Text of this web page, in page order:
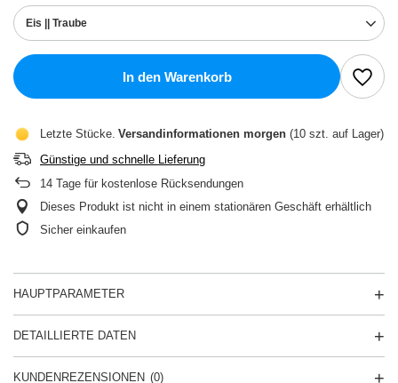
Eis || Traube
In den Warenkorb
Letzte Stücke Versandinformationen morgen (10 szt. auf Lager)
Günstige und schnelle Lieferung
14 Tage für kostenlose Rücksendungen
Dieses Produkt ist nicht in einem stationären Geschäft erhältlich
Sicher einkaufen
HAUPTPARAMETER
DETAILLIERTE DATEN
KUNDENREZENSIONEN (0)